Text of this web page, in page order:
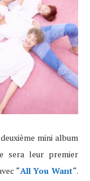
mini album
sera leur premier
“All You Want“.